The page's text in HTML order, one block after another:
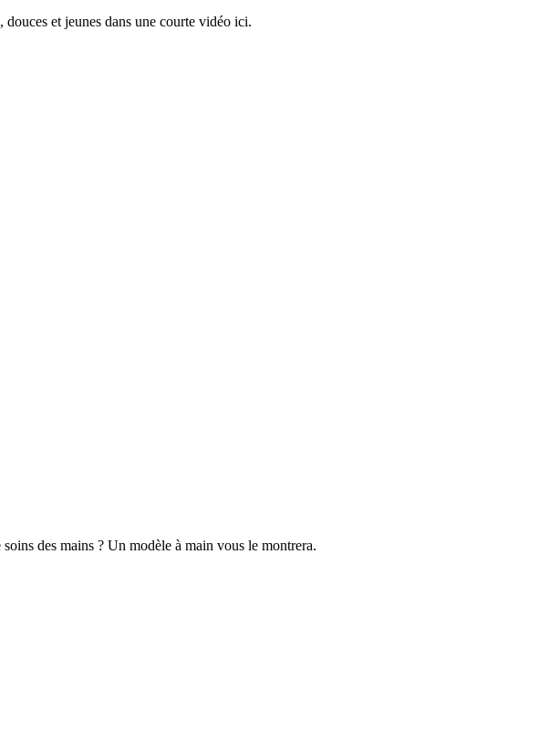
et jeunes dans une courte vidéo ici.
des mains ? Un modèle à main vous le montrera.